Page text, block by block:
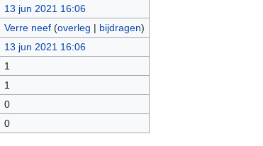
13 jun 2021 16:06
Verre neef (overleg | bijdragen)
13 jun 2021 16:06
1
1
0
0